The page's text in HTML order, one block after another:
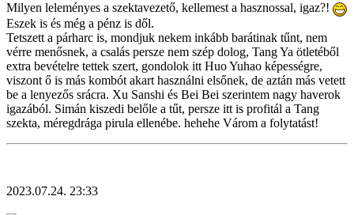
Milyen leleményes a szektavezető, kellemest a hasznossal, igaz?!
Eszek is és még a pénz is dől.
Tetszett a párharc is, mondjuk nekem inkább barátinak tűnt, nem
vérre menősnek, a csalás persze nem szép dolog, Tang Ya ötletéből
extra bevételre tettek szert, gondolok itt Huo Yuhao képességre,
viszont ő is más kombót akart használni elsőnek, de aztán más vetett
be a lenyezős srácra. Xu Sanshi és Bei Bei szerintem nagy haverok
igazából. Simán kiszedi belőle a tűt, persze itt is profitál a Tang
szekta, méregdrága pirula ellenébe. hehehe Várom a folytatást!
2023.07.24. 23:33